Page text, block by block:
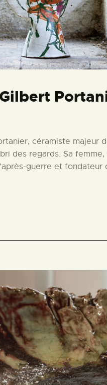
céramiste majeur
des regards. Sa
guerre et